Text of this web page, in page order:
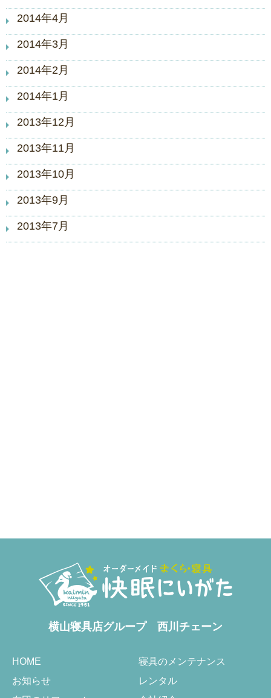
2014年4月
2014年3月
2014年2月
2014年1月
2013年12月
2013年11月
2013年10月
2013年9月
2013年7月
横山寝具店グループ 西川チェーン
HOME
お知らせ
寝具のメンテナンス
レンタル